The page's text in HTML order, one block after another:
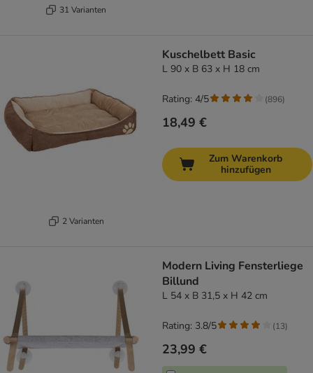
31 Varianten
2 Varianten
Kuschelbett Basic
L 90 x B 63 x H 18 cm
18,49 €
Rating: 4/5 (896)
Zum Warenkorb
hinzufügen
Modern Living Fensterliege
Billund
L 54 x B 31,5 x H 42 cm
23,99 €
Rating: 3.8/5 (13)